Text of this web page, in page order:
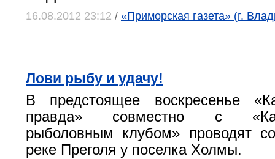
16.08.2012 23:12 / «Приморская газета» (г.
Лови рыбу и удачу!
В предстоящее воскресенье
правда» совместно с
рыболовным клубом» проводят
реке Преголя у поселка Холмы.